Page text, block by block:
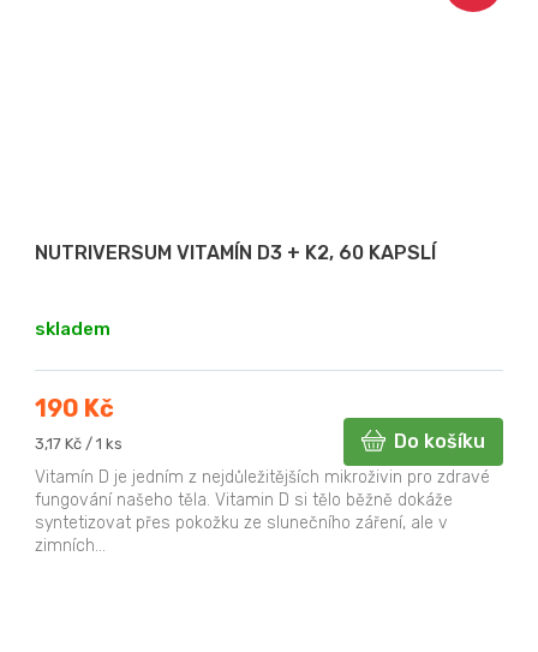
NUTRIVERSUM VITAMÍN D3 + K2, 60 KAPSLÍ
skladem
190 Kč
Měrná
3,17 Kč / 1 ks Do košíku
Vitamín D je jedním z nejdůležitějších mikroživin pro zdravé
fungování našeho těla. Vitamin D si tělo běžně dokáže
syntetizovat přes pokožku ze slunečního záření, ale v
zimních...